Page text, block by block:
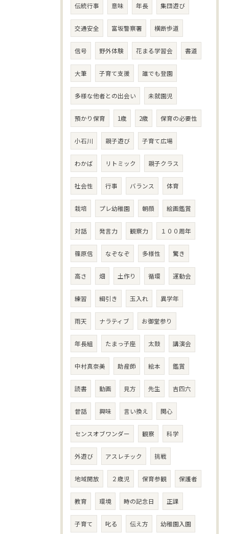
伝統行事 意味 年長 集団遊び
交通安全 富坂警察署 横断歩道
信号 野外体験 花まる学習会 書道
大筆 子育て支援 誰でも登園
多様な他者との出会い 未就園児
預かり保育 1歳 2歳 保育の必要性
小石川 親子遊び 子育て広場
わかば リトミック 親子クラス
社会性 行事 バランス 体育
栽培 プレ幼稚園 朝顔 絵画鑑賞
対話 発言力 観察力 １００周年
篠原信 なぞなぞ 多様性 驚き
高さ 畑 土作り 循環 運動会
練習 綱引き 玉入れ 異学年
雨天 ナラティブ お御堂参り
年長組 たまっ子座 太鼓 講演会
中村真奈美 助産師 絵本 鑑賞
読書 動画 見方 先生 吉四六
昔話 興味 言い換え 関心
センスオブワンダー 観察 科学
外遊び アスレチック 挑戦
地域開放 ２歳児 保育参観 保護者
教育 環境 時の記念日 正課
子育て 叱る 伝え方 幼稚園入園